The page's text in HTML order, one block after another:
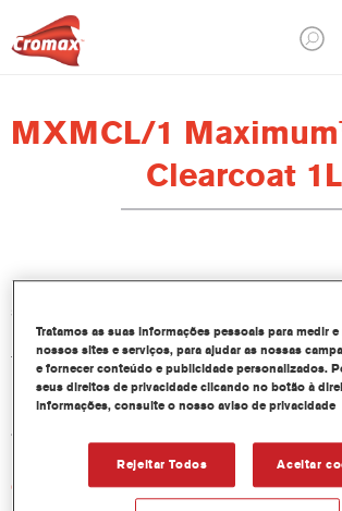
MXMCL/1
Clearcoat 1L
Maximum™ 2:1 HS Clearcoat é um verniz
sólidos que proporciona um acabamento
retenção de brilho excelente. É fácil de
fluidez e propriedades anti-escorrimento, e
rapidamente, proporcionando um
resistente a raios UV e riscos. Ideal para
aplicações de pintura.
Características do produto
Tratamos as suas informações pessoais para medir
nossos sites e serviços, para ajudar as nossas
e fornecer conteúdo e publicidade personalizados.
seus direitos de privacidade clicando no botão à
informações, consulte o nosso aviso de privacidade
Rejeitar Todos Aceitar